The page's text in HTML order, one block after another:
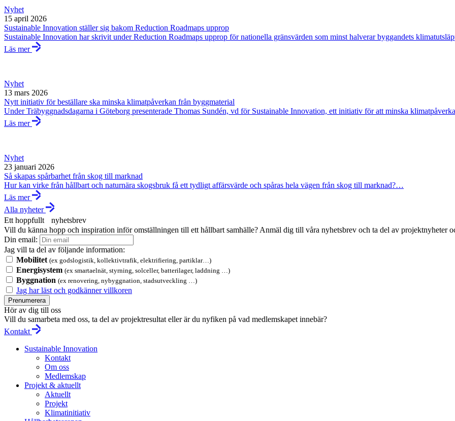
Nyhet
15 april 2026
Sustainable Innovation ställer sig bakom Reduction Roadmaps upprop
Sustainable Innovation har skrivit under Reduction Roadmaps upprop för nationella gränsvärden som minst halverar byggandets
Läs mer
Nyhet
13 mars 2026
Nytt initiativ för beställare ska minska klimatpåverkan från byggmaterial
Under Träbyggnadsdagarna i Göteborg presenterade Thomas Sundén, vd för Sustainable Innovation, ett initiativ för att minska
Läs mer
Nyhet
23 januari 2026
Så skapas spårbarhet från skog till marknad
Hur kan virke från hållbart och naturnära skogsbruk få ett tydligt affärsvärde och spåras hela vägen från skog till marknad?…
Läs mer
Alla nyheter
Ett hoppfullt nyhetsbrev
Vill du känna hopp och inspiration inför omställningen till ett hållbart samhälle? Anmäl dig till våra nyhetsbrev och ta del av projektnyheter
Din email:
Jag vill ta del av följande information:
Mobilitet (ex godslogistik, kollektivtrafik, elektrifiering, partiklar…)
Energisystem (ex smartaelnät, styrning, solceller, batterilager, laddning …)
Byggnation (ex renovering, nybyggnation, stadsutveckling …)
Jag har läst och godkänner villkoren
Prenumerera
Hör av dig till oss
Vill du samarbeta med oss, ta del av projektresultat eller är du nyfiken på vad medlemskapet innebär?
Kontakt
Sustainable Innovation
Kontakt
Om oss
Medlemskap
Projekt & aktuellt
Aktuellt
Projekt
Klimatinitiativ